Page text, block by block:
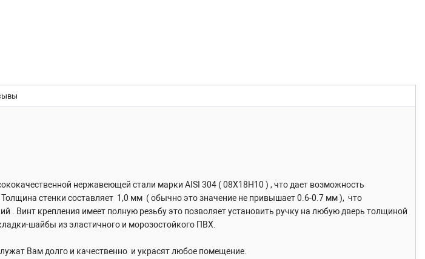
нержавеющей стали марки AISI 304 ( 08Х18H10 ) , что дает возможность
стенки составляет 1,0 мм ( обычно это значение не привышает 0.6-0.7 мм ), что
. Винт крепления имеет полную резьбу это позволяет установить ручку на любую дверь толщиной
шайбы из эластичного и морозостойкого ПВХ.
Вам долго и качественно и украсят любое помещение.